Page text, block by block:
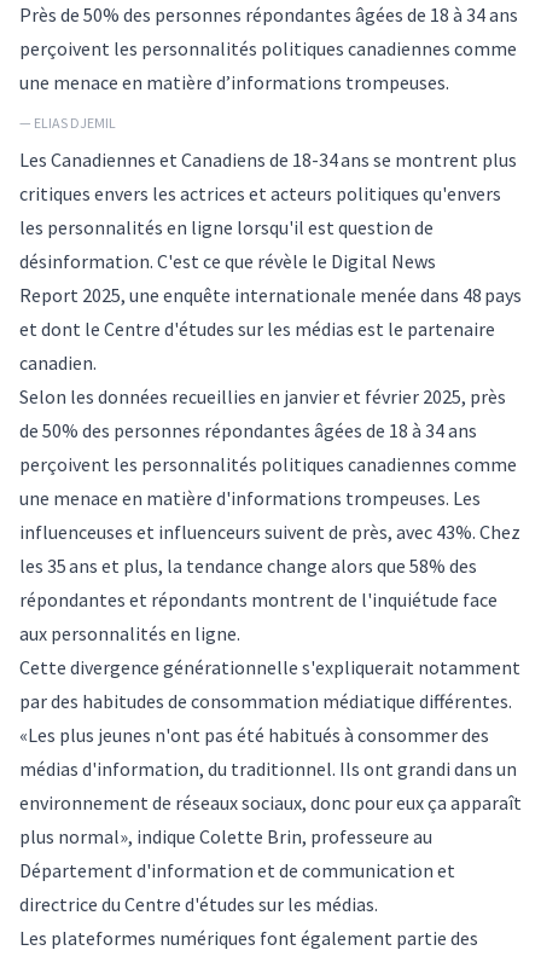
Près de 50% des personnes répondantes âgées de 18 à 34 ans
perçoivent les personnalités politiques canadiennes comme
une menace en matière d’informations trompeuses.
— ELIAS DJEMIL
Les Canadiennes et Canadiens de 18-34 ans se montrent plus
critiques envers les actrices et acteurs politiques qu'envers
les personnalités en ligne lorsqu'il est question de
désinformation. C'est ce que révèle le Digital News
Report 2025, une enquête internationale menée dans 48 pays
et dont le Centre d'études sur les médias est le partenaire
canadien.
Selon les données recueillies en janvier et février 2025, près
de 50% des personnes répondantes âgées de 18 à 34 ans
perçoivent les personnalités politiques canadiennes comme
une menace en matière d'informations trompeuses. Les
influenceuses et influenceurs suivent de près, avec 43%. Chez
les 35 ans et plus, la tendance change alors que 58% des
répondantes et répondants montrent de l'inquiétude face
aux personnalités en ligne.
Cette divergence générationnelle s'expliquerait notamment
par des habitudes de consommation médiatique différentes.
«Les plus jeunes n'ont pas été habitués à consommer des
médias d'information, du traditionnel. Ils ont grandi dans un
environnement de réseaux sociaux, donc pour eux ça apparaît
plus normal», indique Colette Brin, professeure au
Département d'information et de communication et
directrice du Centre d'études sur les médias.
Les plateformes numériques font également partie des